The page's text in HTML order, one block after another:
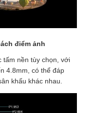
điểm ảnh
tấm nền tùy chọn, với
4.8mm, có thể đáp
khấu khác nhau.